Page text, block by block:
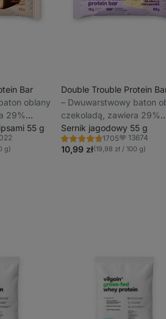
Bar
oblany
29%
bez
55 g
g)
Double Trouble Protein
⁠–⁠ Dwuwarstwowy baton
czekoladą, zawiera 29%
wysokiej jakości białka, bez
konserwantów i barwników.
Sernik jagodowy 55 g
1705
Ocena
4.7/5,
1705
Ulubione
13674
10,99 zł(19,98 zł / 100 g)